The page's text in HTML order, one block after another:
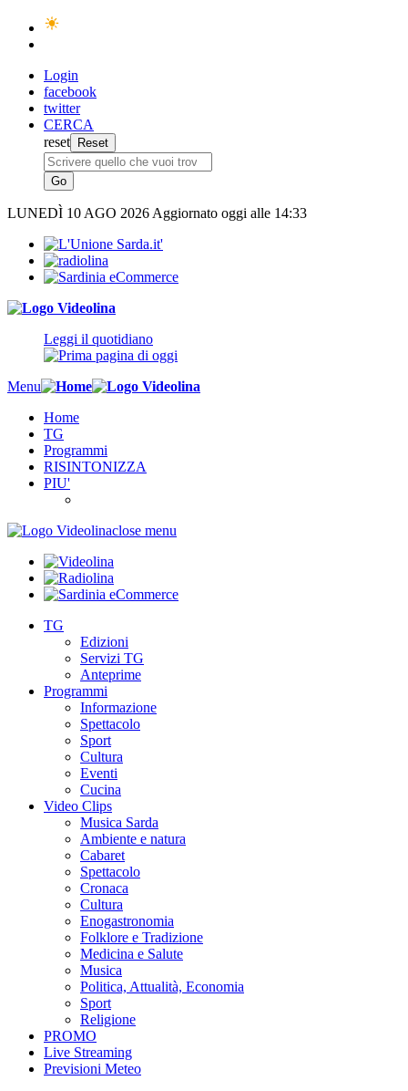
Login
facebook
twitter
CERCA
reset
LUNEDÌ 10 AGO 2026 Aggiornato oggi alle 14:33
Leggi il quotidiano
Menu
Home
TG
Programmi
RISINTONIZZA
PIU'
close menu
TG
Edizioni
Servizi TG
Anteprime
Programmi
Informazione
Spettacolo
Sport
Cultura
Eventi
Cucina
Video Clips
Musica Sarda
Ambiente e natura
Cabaret
Spettacolo
Cronaca
Cultura
Enogastronomia
Folklore e Tradizione
Medicina e Salute
Musica
Politica, Attualità, Economia
Sport
Religione
PROMO
Live Streaming
Previsioni Meteo